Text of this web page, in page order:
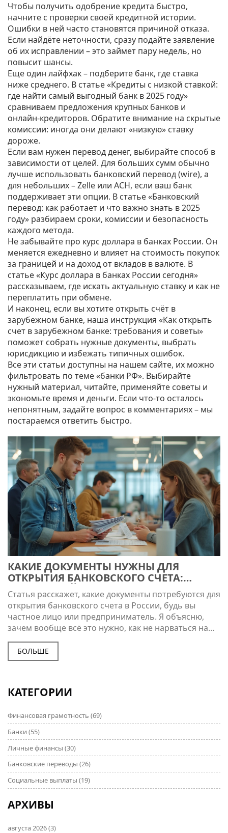
Чтобы получить одобрение кредита быстро,
начните с проверки своей кредитной истории.
Ошибки в ней часто становятся причиной отказа.
Если найдёте неточности, сразу подайте заявление
об их исправлении – это займет пару недель, но
повысит шансы.
Еще один лайфхак – подберите банк, где ставка
ниже среднего. В статье «Кредиты с низкой ставкой:
где найти самый выгодный банк в 2025 году»
сравниваем предложения крупных банков и
онлайн‑кредиторов. Обратите внимание на скрытые
комиссии: иногда они делают «низкую» ставку
дороже.
Если вам нужен перевод денег, выбирайте способ в
зависимости от целей. Для больших сумм обычно
лучше использовать банковский перевод (wire), а
для небольших – Zelle или ACH, если ваш банк
поддерживает эти опции. В статье «Банковский
перевод: как работает и что важно знать в 2025
году» разбираем сроки, комиссии и безопасность
каждого метода.
Не забывайте про курс доллара в банках России. Он
меняется ежедневно и влияет на стоимость покупок
за границей и на доход от вкладов в валюте. В
статье «Курс доллара в банках России сегодня»
рассказываем, где искать актуальную ставку и как не
переплатить при обмене.
И наконец, если вы хотите открыть счёт в
зарубежном банке, наша инструкция «Как открыть
счет в зарубежном банке: требования и советы»
поможет собрать нужные документы, выбрать
юрисдикцию и избежать типичных ошибок.
Все эти статьи доступны на нашем сайте, их можно
фильтровать по теме «банки РФ». Выбирайте
нужный материал, читайте, применяйте советы и
экономьте время и деньги. Если что‑то осталось
непонятным, задайте вопрос в комментариях – мы
постараемся ответить быстро.
КАКИЕ ДОКУМЕНТЫ НУЖНЫ ДЛЯ
ОТКРЫТИЯ БАНКОВСКОГО СЧЕТА:
ПОДРОБНЫЙ РАЗБОР
Статья расскажет, какие документы потребуются для
открытия банковского счета в России, будь вы
частное лицо или предприниматель. Я объясню,
зачем вообще всё это нужно, как не нарваться на
лишние очереди, и что делать, если забыл важную
бумагу. Здесь же — небольшие лайфхаки для
ускорения процесса и разбор типичных ошибок. Всё
БОЛЬШЕ
КАТЕГОРИИ
Финансовая грамотность (69)
Банки (55)
Личные финансы (30)
Банковские переводы (26)
Социальные выплаты (19)
АРХИВЫ
августа 2026(3)